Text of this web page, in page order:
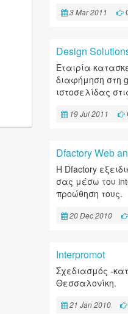
3 Mar 2011
Design
Εταιρία
διαφήμηση στη
ιστοσελίδας
19 Jul 2011
Dfactory Web
Η Dfactory
σας μέσω του
προώθηση τους.
20 Dec 2010
Interpromot
Σχεδιασμός -
Θεσσαλονίκη.
21 Jan 2010